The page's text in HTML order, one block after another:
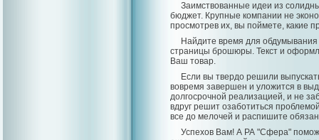
Заимствованные идеи из
бюджет. Крупные компании не
просмотрев их, вы поймете, какие
Найдите время для
страницы брошюры. Текст и
Ваш товар.
Если вы твердо решили
вовремя завершен и уложится в
долгосрочной реализацией, и не
вдруг решит озаботиться
все до мелочей и распишите
Успехов Вам! А РА "Сфера"